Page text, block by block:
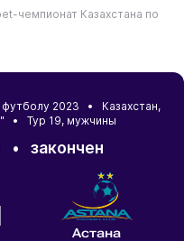
чемпионат Казахстана по
футболу 2023 • Казахстан,
• Тур 19, мужчины
• закончен
Астана